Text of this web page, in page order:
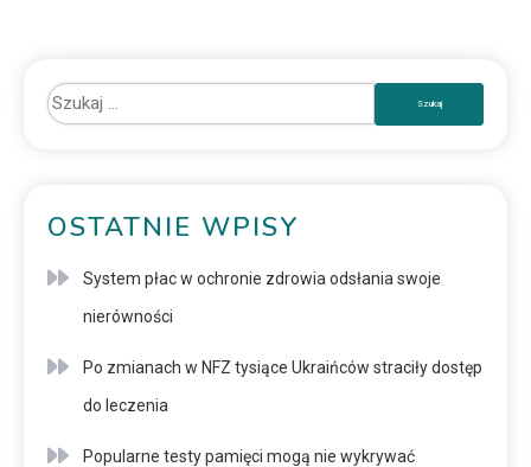
OSTATNIE WPISY
System płac w ochronie zdrowia odsłania swoje
nierówności
Po zmianach w NFZ tysiące Ukraińców straciły dostęp
do leczenia
Popularne testy pamięci mogą nie wykrywać